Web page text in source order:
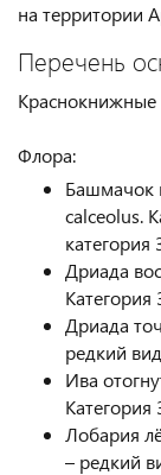
на территории
Перечень
Флора:
Башмачок
calceolus.
Дриада
Дриада
редкий
Ива
Лобария
– редкий